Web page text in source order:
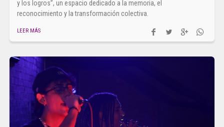
y los logros”, un espacio dedicado a la memoria, el
reconocimiento y la transformación colectiva.
LEER MÁS